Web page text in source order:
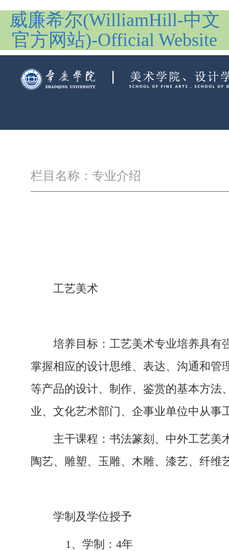
威廉希尔(WilliamHill-中文
官方网站)-Official Website
栏目名称：专业介绍
工艺美术
培养目标：工艺美术专业培养具有
掌握相应的设计思维、表达、沟通和管
等产品的设计、制作、鉴赏的基本方法
业、文化艺术部门、企事业单位中从事
主干课程：书法篆刻、中外工艺美
陶艺、雕塑、玉雕、木雕、漆艺、纤维
学制及学位授予
1、学制：4年